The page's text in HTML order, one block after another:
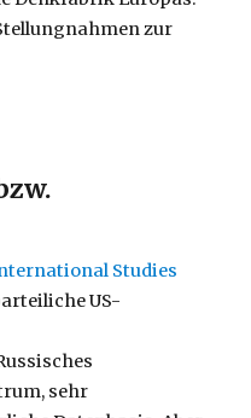
zur
Studies
US-
sehr